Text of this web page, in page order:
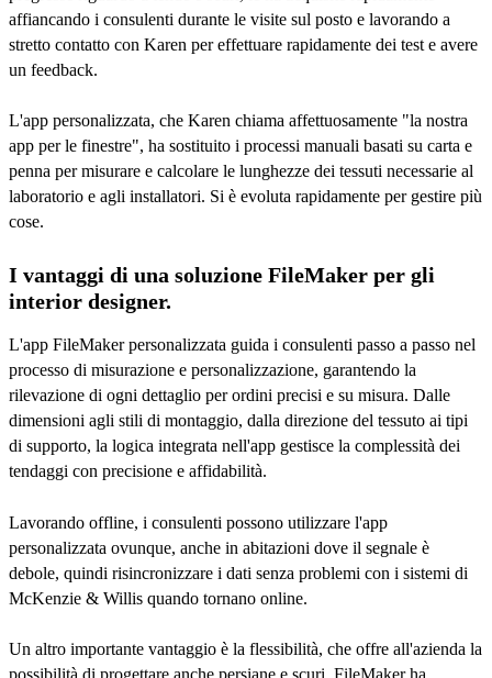
affiancando i consulenti durante le visite sul posto e lavorando a
stretto contatto con Karen per effettuare rapidamente dei test e avere
un feedback.
L'app personalizzata, che Karen chiama affettuosamente "la nostra
app per le finestre", ha sostituito i processi manuali basati su carta e
penna per misurare e calcolare le lunghezze dei tessuti necessarie al
laboratorio e agli installatori. Si è evoluta rapidamente per gestire più
cose.
I vantaggi di una soluzione FileMaker per gli
interior designer.
L'app FileMaker personalizzata guida i consulenti passo a passo nel
processo di misurazione e personalizzazione, garantendo la
rilevazione di ogni dettaglio per ordini precisi e su misura. Dalle
dimensioni agli stili di montaggio, dalla direzione del tessuto ai tipi
di supporto, la logica integrata nell'app gestisce la complessità dei
tendaggi con precisione e affidabilità.
Lavorando offline, i consulenti possono utilizzare l'app
personalizzata ovunque, anche in abitazioni dove il segnale è
debole, quindi risincronizzare i dati senza problemi con i sistemi di
McKenzie & Willis quando tornano online.
Un altro importante vantaggio è la flessibilità, che offre all'azienda la
possibilità di progettare anche persiane e scuri. FileMaker ha